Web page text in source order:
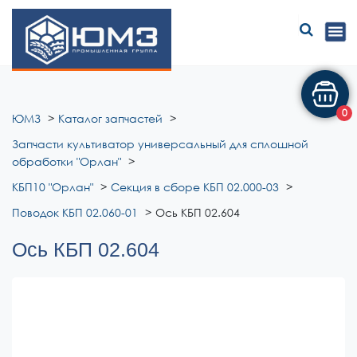
ЮМЗ
ЮМЗ
Каталог запчастей
Запчасти культиватор универсальный для сплошной
обработки "Орлан"
КБП10 "Орлан"
Секция в сборе КБП 02.000-03
Поводок КБП 02.060-01
Ось КБП 02.604
Ось КБП 02.604
0